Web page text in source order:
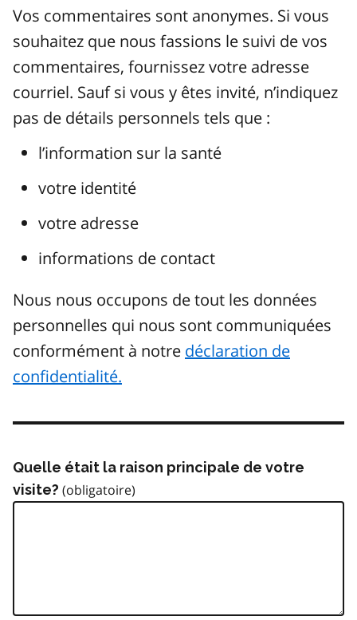
Vos commentaires sont anonymes. Si vous
souhaitez que nous fassions le suivi de vos
commentaires, fournissez votre adresse
courriel. Sauf si vous y êtes invité, n’indiquez
pas de détails personnels tels que :
l’information sur la santé
votre identité
votre adresse
informations de contact
Nous nous occupons de tout les données
personnelles qui nous sont communiquées
conformément à notre déclaration de
confidentialité.
Quelle était la raison principale de votre
visite?